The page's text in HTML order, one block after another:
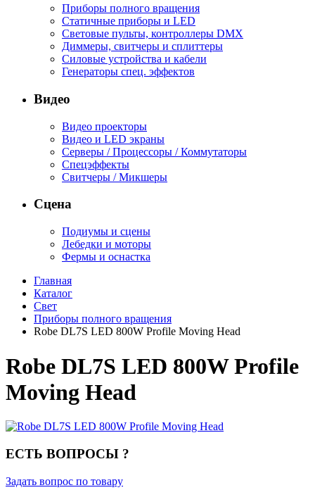
Приборы полного вращения
Статичные приборы и LED
Световые пульты, контроллеры DMX
Диммеры, свитчеры и сплиттеры
Силовые устройства и кабели
Генераторы спец. эффектов
Видео
Видео проекторы
Видео и LED экраны
Серверы / Процессоры / Коммутаторы
Спецэффекты
Свитчеры / Микшеры
Сцена
Подиумы и сцены
Лебедки и моторы
Фермы и оснастка
Главная
Каталог
Свет
Приборы полного вращения
Robe DL7S LED 800W Profile Moving Head
Robe DL7S LED 800W Profile
Moving Head
ЕСТЬ ВОПРОСЫ ?
Задать вопрос по товару